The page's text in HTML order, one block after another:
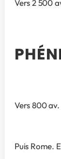
Vers 2 500
Vers 800
Puis Rome.